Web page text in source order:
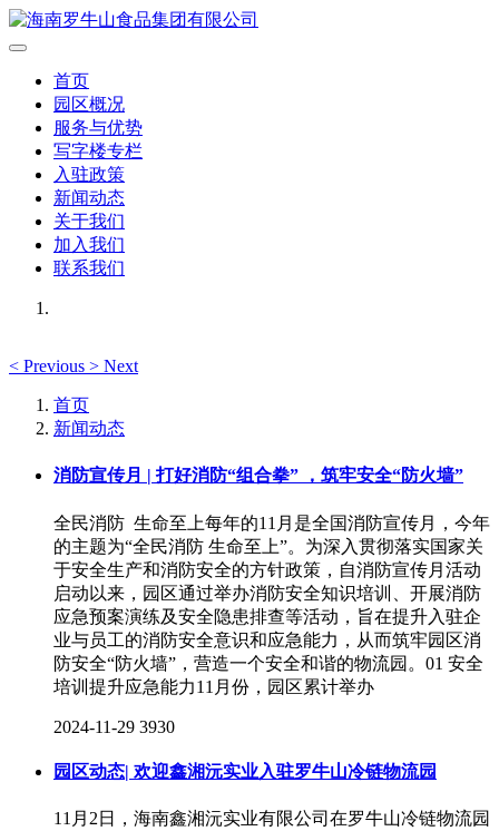
首页
园区概况
服务与优势
写字楼专栏
入驻政策
新闻动态
关于我们
加入我们
联系我们
< Previous > Next
首页
新闻动态
消防宣传月 | 打好消防“组合拳” ，筑牢安全“防火墙”
全民消防 生命至上每年的11月是全国消防宣传月，今年
的主题为“全民消防 生命至上”。为深入贯彻落实国家关
于安全生产和消防安全的方针政策，自消防宣传月活动
启动以来，园区通过举办消防安全知识培训、开展消防
应急预案演练及安全隐患排查等活动，旨在提升入驻企
业与员工的消防安全意识和应急能力，从而筑牢园区消
防安全“防火墙”，营造一个安全和谐的物流园。01 安全
培训提升应急能力11月份，园区累计举办
2024-11-29 3930
园区动态| 欢迎鑫湘沅实业入驻罗牛山冷链物流园
11月2日，海南鑫湘沅实业有限公司在罗牛山冷链物流园